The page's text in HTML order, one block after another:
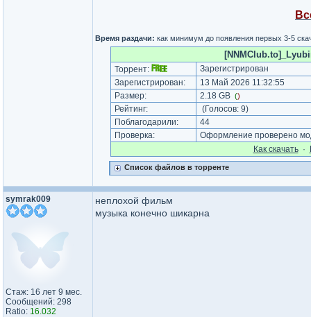
Время раздачи: как минимум до появления первых 3-5
Торрент:
Зарегистрирован
Зарегистрирован:
13 Май 2026 11:32:55
Размер:
2.18 GB ()
Рейтинг: (Голосов: 9)
Поблагодарили:
44
Проверка:
Оформление проверено
Как cкачать·
Список файлов в торренте
symrak009
Стаж: 16 лет 9 мес.
Сообщений: 298
Ratio: 16.032
неплохой фильм
музыка конечно шикарна